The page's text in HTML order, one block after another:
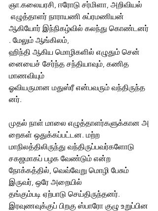
ஞா.கலையரசி, ஈரோடு சர்மிளா, அறிவியல்
எழுத்தாளர் நாராயணி சுப்ரமணியன்
ஆகியோர் இந்நிகழ்வில் கலந்து கொண்டனர்
. மேலும் ஆங்கிலம்,
ஹிந்தி ஆகிய மொழிகளில் எழுதும் சென்
னையைச் சேர்ந்த சந்தியாவும், கணித
மாணவியும்
ஓவியருமான மதுஸ்ரீ என்பவரும் வந்திருந்த
னர்.
முதல் நாள் மாலை எழுத்தாளர்களுக்கான அ
றைகள் ஒதுக்கப்பட்டன. மற்ற
மாநிலத்திலிருந்து வந்திருப்பவர்களோடு
சகஜமாகப் பழக வேண்டும் என்ற
நோக்கத்தில், வெவ்வேறு மொழி பேசும்
இருவர், ஒரே அறையில்
தங்கும்படி ஏற்பாடு செய்திருந்தனர்.
இரவுணவுக்குப் பிறகு ஸ்பாரோ குழு உறுப்பின